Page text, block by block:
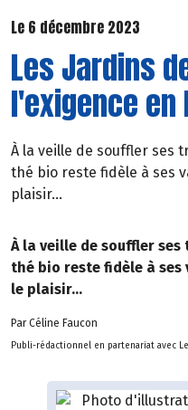
Le 6 décembre 2023
Les Jardins
l'exigence en
À la veille de souffler ses
thé bio reste fidèle à ses
plaisir…
À la veille de souffler
thé bio reste fidèle à ses
le plaisir…
Par Céline Faucon
Publi-rédactionnel en partenariat avec